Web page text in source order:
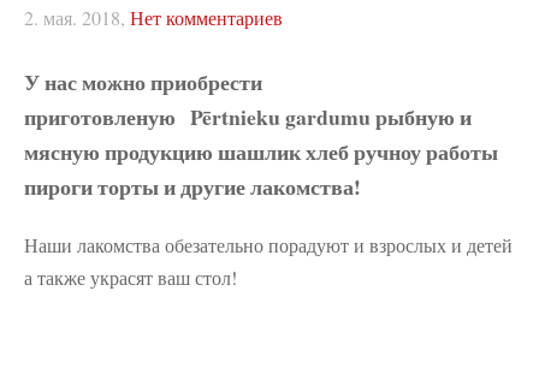
2. мая. 2018, Нет комментариев
У нас можно приобрести
приготовленую Pērtnieku gardumu рыбную и
мясную продукцию шашлик хлеб ручноу работы
пироги торты и другие лакомства!
Наши лакомства обезательно порадуют и взрослых и детей
а также украсят ваш стол!